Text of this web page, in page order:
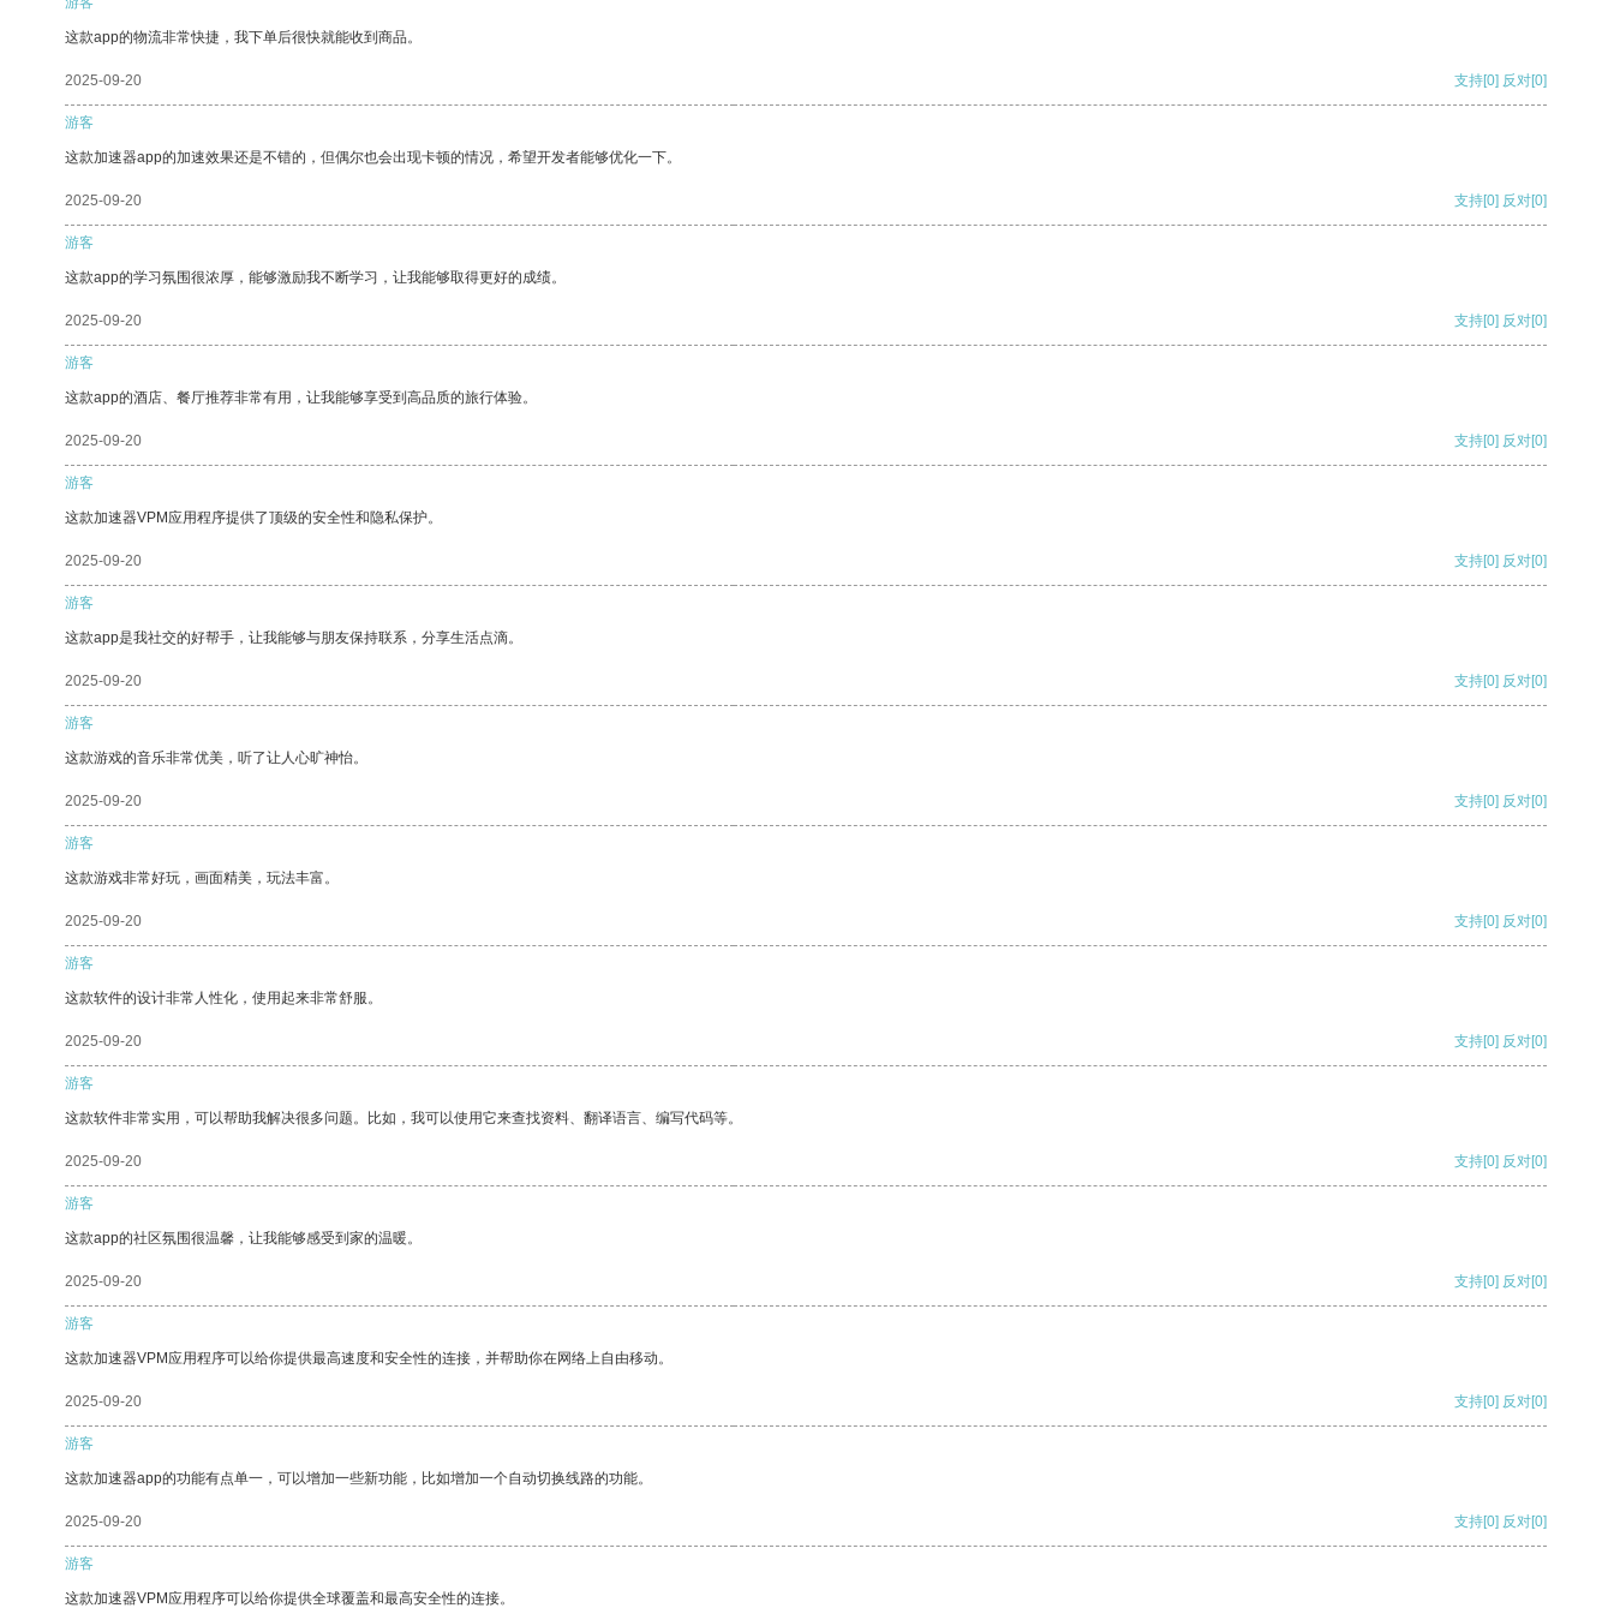
这款app的物流非常快捷，我下单后很快就能收到商品。
2025-09-20 支持[0] 反对[0]
游客
这款加速器app的加速效果还是不错的，但偶尔也会出现卡顿的情况，希望开发者能够优化一下。
2025-09-20 支持[0] 反对[0]
游客
这款app的学习氛围很浓厚，能够激励我不断学习，让我能够取得更好的成绩。
2025-09-20 支持[0] 反对[0]
游客
这款app的酒店、餐厅推荐非常有用，让我能够享受到高品质的旅行体验。
2025-09-20 支持[0] 反对[0]
游客
这款加速器VPM应用程序提供了顶级的安全性和隐私保护。
2025-09-20 支持[0] 反对[0]
游客
这款app是我社交的好帮手，让我能够与朋友保持联系，分享生活点滴。
2025-09-20 支持[0] 反对[0]
游客
这款游戏的音乐非常优美，听了让人心旷神怡。
2025-09-20 支持[0] 反对[0]
游客
这款游戏非常好玩，画面精美，玩法丰富。
2025-09-20 支持[0] 反对[0]
游客
这款软件的设计非常人性化，使用起来非常舒服。
2025-09-20 支持[0] 反对[0]
游客
这款软件非常实用，可以帮助我解决很多问题。比如，我可以使用它来查找资料、翻译语言、编写代码等。
2025-09-20 支持[0] 反对[0]
游客
这款app的社区氛围很温馨，让我能够感受到家的温暖。
2025-09-20 支持[0] 反对[0]
游客
这款加速器VPM应用程序可以给你提供最高速度和安全性的连接，并帮助你在网络上自由移动。
2025-09-20 支持[0] 反对[0]
游客
这款加速器app的功能有点单一，可以增加一些新功能，比如增加一个自动切换线路的功能。
2025-09-20 支持[0] 反对[0]
游客
这款加速器VPM应用程序可以给你提供全球覆盖和最高安全性的连接。